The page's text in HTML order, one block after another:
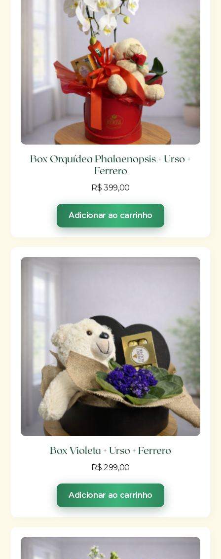
Box Orquídea Phalaenopsis + Urso +
Ferrero
R$ 399,00
Adicionar ao carrinho
Box Violeta + Urso + Ferrero
R$ 299,00
Adicionar ao carrinho